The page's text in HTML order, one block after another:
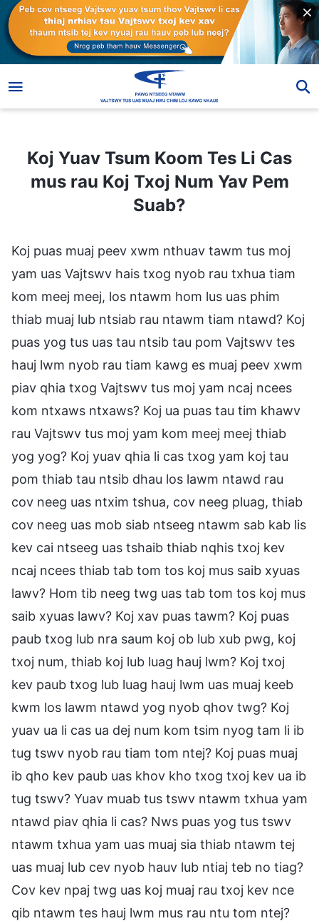
Koj Yuav Tsum Koom Tes Li Cas
mus rau Koj Txoj Num Yav Pem
Suab?
Koj puas muaj peev xwm nthuav tawm tus moj
yam uas Vajtswv hais txog nyob rau txhua tiam
kom meej meej, los ntawm hom lus uas phim
thiab muaj lub ntsiab rau ntawm tiam ntawd? Koj
puas yog tus uas tau ntsib tau pom Vajtswv tes
hauj lwm nyob rau tiam kawg es muaj peev xwm
piav qhia txog Vajtswv tus moj yam ncaj ncees
kom ntxaws ntxaws? Koj ua puas tau tim khawv
rau Vajtswv tus moj yam kom meej meej thiab
yog yog? Koj yuav qhia li cas txog yam koj tau
pom thiab tau ntsib dhau los lawm ntawd rau
cov neeg uas ntxim tshua, cov neeg pluag, thiab
cov neeg uas mob siab ntseeg ntawm sab kab lis
kev cai ntseeg uas tshaib thiab nqhis txoj kev
ncaj ncees thiab tab tom tos koj mus saib xyuas
lawv? Hom tib neeg twg uas tab tom tos koj mus
saib xyuas lawv? Koj xav puas tawm? Koj puas
paub txog lub nra saum koj ob lub xub pwg, koj
txoj num, thiab koj lub luag hauj lwm? Koj txoj
kev paub txog lub luag hauj lwm uas muaj keeb
kwm los lawm ntawd yog nyob qhov twg? Koj
yuav ua li cas ua dej num kom tsim nyog tam li ib
tug tswv nyob rau tiam tom ntej? Koj puas muaj
ib qho kev paub uas khov kho txog txoj kev ua ib
tug tswv? Yuav muab tus tswv ntawm txhua yam
ntawd piav qhia li cas? Nws puas yog tus tswv
ntawm txhua yam uas muaj sia thiab ntawm tej
uas muaj lub cev nyob hauv lub ntiaj teb no tiag?
Cov kev npaj twg uas koj muaj rau txoj kev nce
qib ntawm tes hauj lwm mus rau ntu tom ntej?